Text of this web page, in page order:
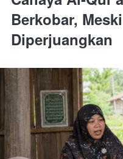
Berkobar,
Diperjuangkan